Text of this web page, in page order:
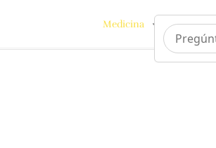
Medicina Cirugías